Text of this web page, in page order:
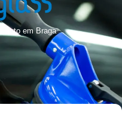
auto em Braga